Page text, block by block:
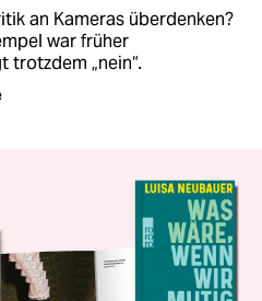
an Kameras überdenken?
war früher
trotzdem „nein“.